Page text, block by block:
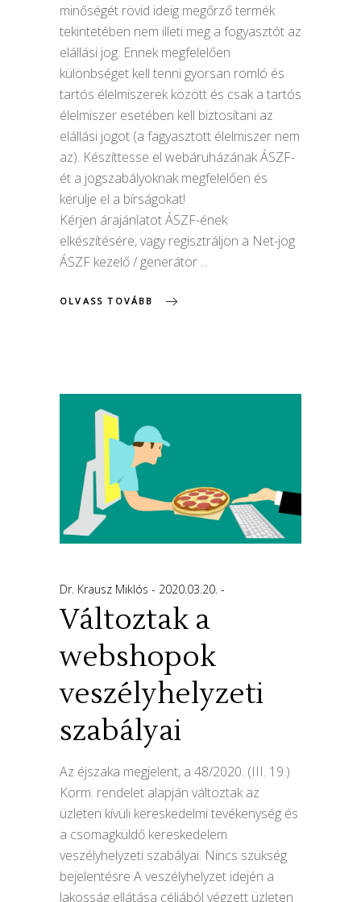
minőségét rövid ideig megőrző termék
tekintetében nem illeti meg a fogyasztót az
elállási jog. Ennek megfelelően
különbséget kell tenni gyorsan romló és
tartós élelmiszerek között és csak a tartós
élelmiszer esetében kell biztosítani az
elállási jogot (a fagyasztott élelmiszer nem
az). Készíttesse el webáruházának ÁSZF-
ét a jogszabályoknak megfelelően és
kerülje el a bírságokat!
Kérjen árajánlatot ÁSZF-ének
elkészítésére, vagy regisztráljon a Net-jog
ÁSZF kezelő / generátor
OLVASS TOVÁBB
Dr. Krausz Miklós 2020.03.20.
Változtak a
webshopok
veszélyhelyzeti
szabályai
Az éjszaka megjelent, a 48/2020. (III. 19.)
Korm. rendelet alapján változtak az
üzleten kívüli kereskedelmi tevékenység és
a csomagküldő kereskedelem
veszélyhelyzeti szabályai. Nincs szükség
bejelentésre A veszélyhelyzet idején a
lakosság ellátása céljából végzett üzleten